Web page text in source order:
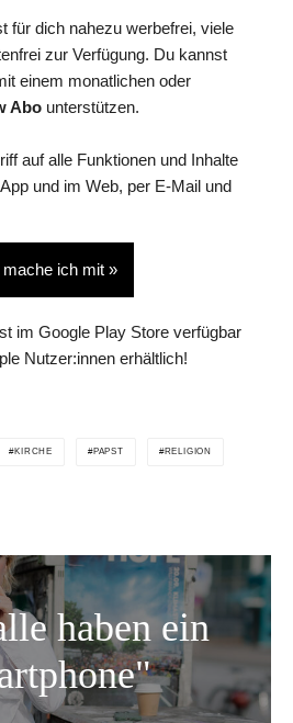
für dich nahezu werbefrei, viele
zur Verfügung. Du kannst
einem monatlichen oder
Abo unterstützen.
auf alle Funktionen und Inhalte
und im Web, per E-Mail und
mache ich mit »
im Google Play Store verfügbar
Nutzer:innen erhältlich!
KIRCHE PAPST RELIGION
haben ein